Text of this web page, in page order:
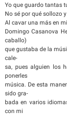
Yo que guardo tantas
No sé por qué sollozo
Al cavar una más en
Domingo Casanova
caballo)
que gustaba de la
cale-
sa, pues alguien los
ponerles
música. De esta
sido gra-
bada en varios
con mi